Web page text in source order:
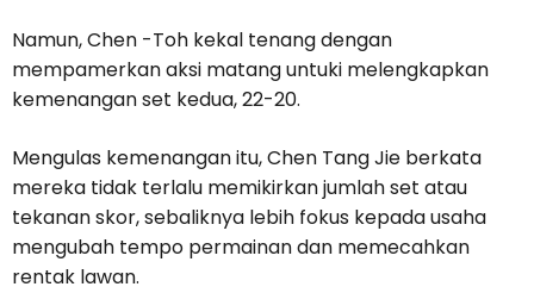
Namun, Chen -Toh kekal tenang dengan
mempamerkan aksi matang untuki melengkapkan
kemenangan set kedua, 22-20.
Mengulas kemenangan itu, Chen Tang Jie berkata
mereka tidak terlalu memikirkan jumlah set atau
tekanan skor, sebaliknya lebih fokus kepada usaha
mengubah tempo permainan dan memecahkan
rentak lawan.